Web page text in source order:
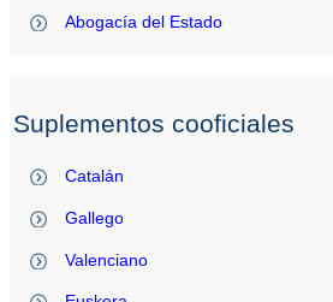
Abogacía del Estado
Suplementos cooficiales
Catalán
Gallego
Valenciano